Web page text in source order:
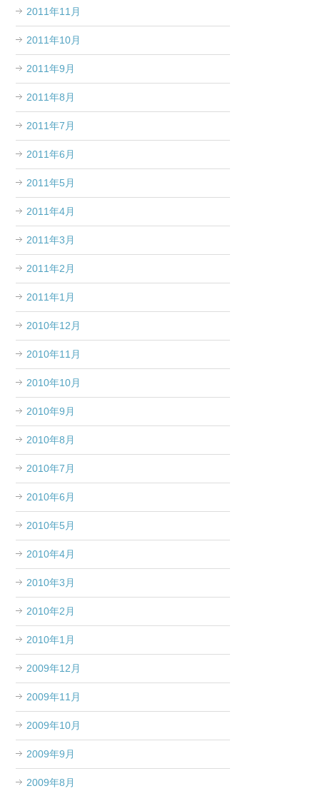
2011年11月
2011年10月
2011年9月
2011年8月
2011年7月
2011年6月
2011年5月
2011年4月
2011年3月
2011年2月
2011年1月
2010年12月
2010年11月
2010年10月
2010年9月
2010年8月
2010年7月
2010年6月
2010年5月
2010年4月
2010年3月
2010年2月
2010年1月
2009年12月
2009年11月
2009年10月
2009年9月
2009年8月